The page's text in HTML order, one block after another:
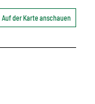
Auf der Karte anschauen